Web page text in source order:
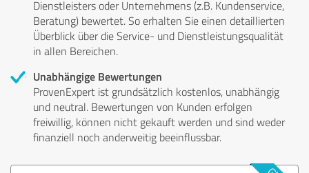
Dienstleisters oder Unternehmens (z.B. Kundenservice,
Beratung) bewertet. So erhalten Sie einen detaillierten
Überblick über die Service- und Dienstleistungsqualität
in allen Bereichen.
Unabhängige Bewertungen
ProvenExpert ist grundsätzlich kostenlos, unabhängig
und neutral. Bewertungen von Kunden erfolgen
freiwillig, können nicht gekauft werden und sind weder
finanziell noch anderweitig beeinflussbar.